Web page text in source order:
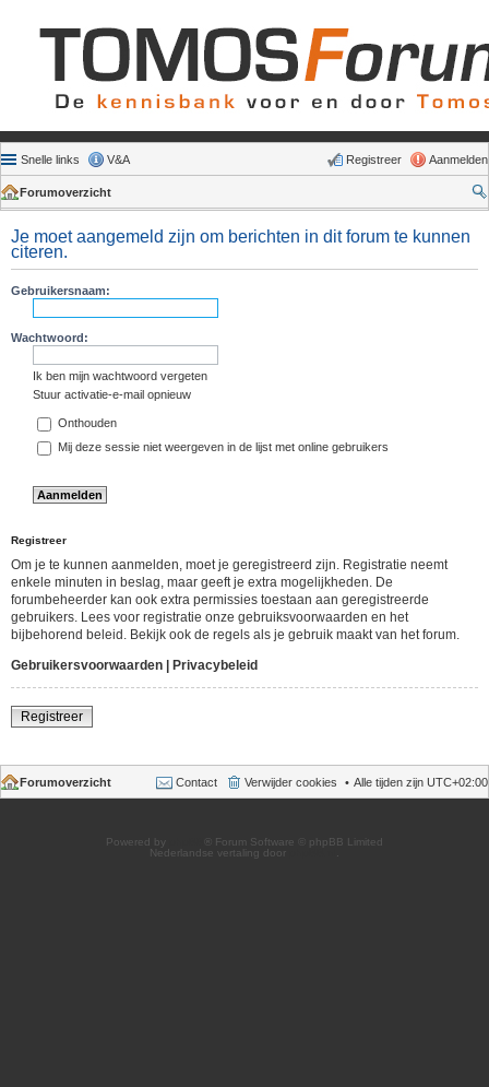
Snelle links V&A Aanmelden
Registreer
Forumoverzicht
Je moet aangemeld zijn om berichten in dit forum te kunnen
citeren.
Gebruikersnaam:
Wachtwoord:
Ik ben mijn wachtwoord vergeten
Stuur activatie-e-mail opnieuw
Onthouden
Mij deze sessie niet weergeven in de lijst met online gebruikers
Registreer
Om je te kunnen aanmelden, moet je geregistreerd zijn. Registratie neemt
enkele minuten in beslag, maar geeft je extra mogelijkheden. De
forumbeheerder kan ook extra permissies toestaan aan geregistreerde
gebruikers. Lees voor registratie onze gebruiksvoorwaarden en het
bijbehorend beleid. Bekijk ook de regels als je gebruik maakt van het forum.
Gebruikersvoorwaarden
Privacybeleid
Registreer
Forumoverzicht Alle tijden zijn UTC+02:00
Verwijder cookies
Contact
Powered by
® Forum Software © phpBB Limited
Nederlandse vertaling door